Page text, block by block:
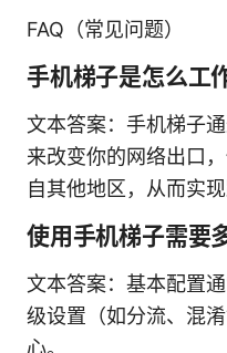
FAQ（常见问题）
手机梯子是怎么工
文本答案：手机梯子
来改变你的网络出口
自其他地区，从而实现
使用手机梯子需要
文本答案：基本配置
级设置（如分流、混
心。